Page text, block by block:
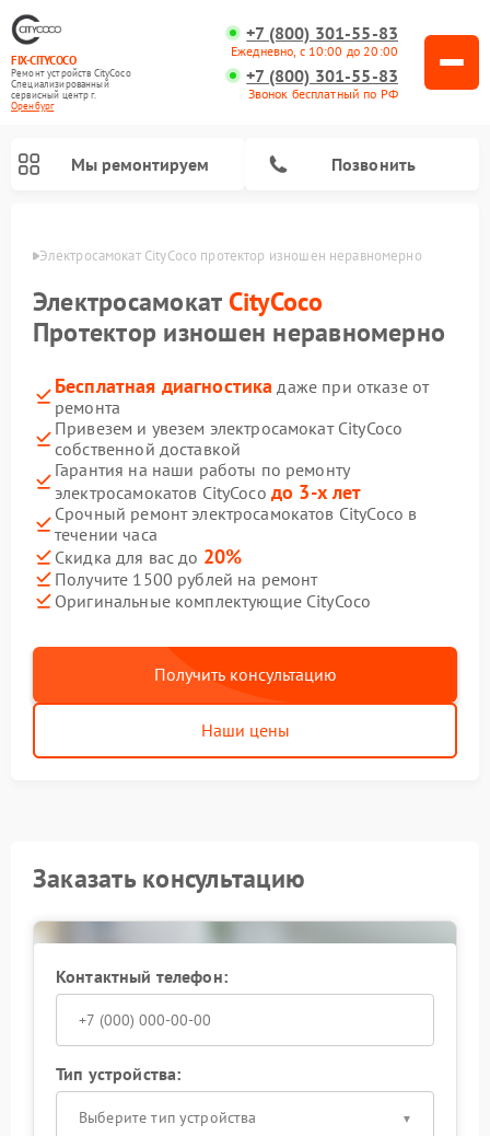
FIX-CITYCOCO
Ремонт устройств CityCoco
Специализированный
cервисный центр г.
Оренбург
+7 (800) 301-55-83
Ежедневно, с 10:00 до 20:00
+7 (800) 301-55-83
Звонок бесплатный по РФ
Мы ремонтируем Позвонить
Электросамокат CityCoco протектор изношен неравномерно
Электросамокат CityCoco
Протектор изношен неравномерно
Бесплатная диагностика даже при отказе от
ремонта
Привезем и увезем электросамокат CityCoco
собственной доставкой
Гарантия на наши работы по ремонту
электросамокатов CityCoco до 3-х лет
Срочный ремонт электросамокатов CityCoco в
течении часа
Скидка для вас до 20%
Получите 1500 рублей на ремонт
Оригинальные комплектующие CityCoco
Получить консультацию
Наши цены
Заказать консультацию
Контактный телефон:
Тип устройства:
Выберите тип устройства